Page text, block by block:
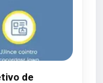
de